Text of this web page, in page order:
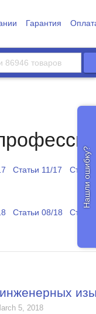
Гарантия
Статьи 11/17
Статьи 08/18
5, 2018
Нашли ошибку?